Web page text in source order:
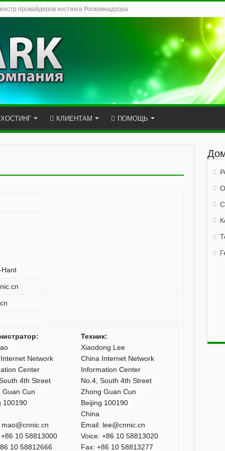
провайдеров хостинга Роскомнадзора
ХОСТИНГ КЛИЕНТАМ ПОМОЩЬ
Network
Center
4th Street
Guan Cun
100190
10 58813000
10 58812666
Техник:
Xiaodong Lee
China Internet Network
Information Center
No.4, South 4th Street
Zhong Guan Cun
Beijing 100190
China
Email: lee@cnnic.cn
Voice: +86 10 58813020
Fax: +86 10 58813277